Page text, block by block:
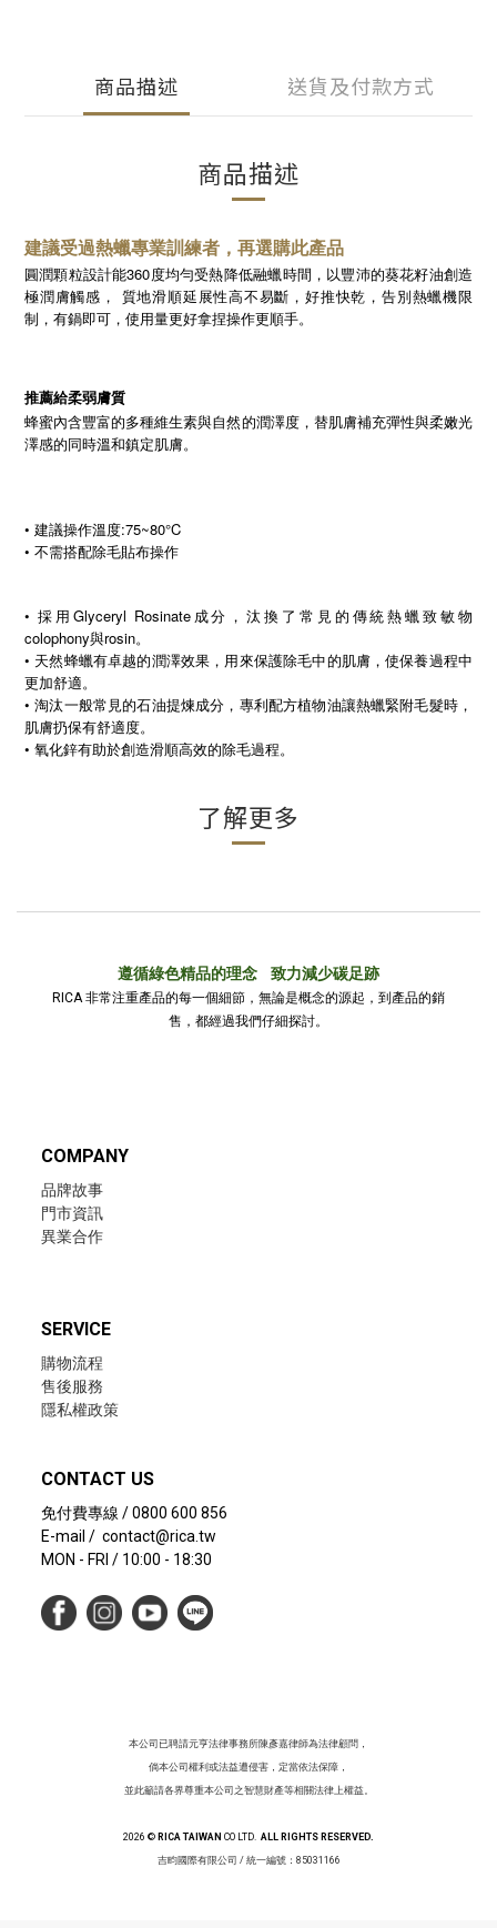
商品描述 送貨及付款方式
商品描述
建議受過熱蠟專業訓練者，再選購此產品
圓潤顆粒設計能360度均勻受熱降低融蠟時間，以豐沛的葵花籽油創造
極潤膚觸感， 質地滑順延展性高不易斷，好推快乾，告別熱蠟機限
制，有鍋即可，使用量更好拿捏操作更順手。
推薦給柔弱膚質
蜂蜜內含豐富的多種維生素與自然的潤澤度，替肌膚補充彈性與柔嫩光
澤感的同時溫和鎮定肌膚。
• 建議操作溫度:75~80°C
• 不需搭配除毛貼布操作
• 採用Glyceryl Rosinate成分，汰換了常見的傳統熱蠟致敏物
colophony與rosin。
• 天然蜂蠟有卓越的潤澤效果，用來保護除毛中的肌膚，使保養過程中
更加舒適。
• 淘汰一般常見的石油提煉成分，專利配方植物油讓熱蠟緊附毛髮時，
肌膚扔保有舒適度。
• 氧化鋅有助於創造滑順高效的除毛過程。
了解更多
遵循綠色精品的理念 致力減少碳足跡
RICA 非常注重產品的每一個細節，無論是概念的源起，到產品的銷
售，都經過我們仔細探討。
COMPANY
品牌故事
門市資訊
異業合作
SERVICE
購物流程
售後服務
隱私權政策
CONTACT US
免付費專線 / 0800 600 856
E-mail / contact@rica.tw
MON - FRI / 10:00 - 18:30
本公司已聘請元亨法律事務所陳彥嘉律師為法律顧問，
倘本公司權利或法益遭侵害，定當依法保障，
並此籲請各界尊重本公司之智慧財產等相關法律上權益。
2026 © RICA TAIWAN CO LTD. ALL RIGHTS RESERVED.
吉畇國際有限公司 / 統一編號：85031166